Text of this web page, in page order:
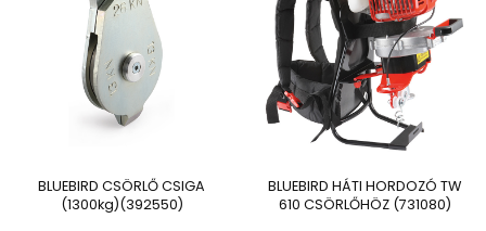
BLUEBIRD CSÖRLŐ CSIGA
(1300kg)(392550)
BLUEBIRD HÁTI HORDOZÓ TW
610 CSÖRLŐHÖZ (731080)